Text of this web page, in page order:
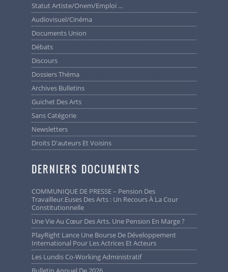
Statut Artiste/Onem/Emploi …
Audiovisuel/cinéma
Documents Union
Débats
Discours
Dossiers Théma
Archives Bulletins
Guichet Des Arts
Sans Catégorie
Newsletters
Droits D'auteurs Et Voisins
DERNIERS DOCUMENTS
COMMUNIQUE DE PRESSE – Pension Des
Travailleur.euses Des Arts : Un Recours À La Cour
Constitutionnelle
Une Vie Au Cœur Des Arts. Une Pension En Marge ?
PlayRight Lance Une Bourse De Développement
International Pour Les Actrices Et Acteurs
Les Lundis Co-Working Administratif